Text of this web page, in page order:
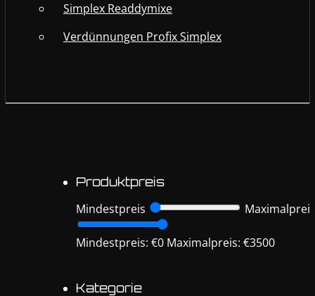
Simplex Readdymixe
Verdünnungen Profix Simplex
Produktpreis
Mindestpreis
Maximalpreis
Mindestpreis: €0 Maximalpreis: €3500
Kategorie